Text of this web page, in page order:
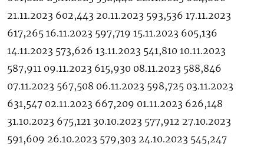
21.11.2023 602,443 20.11.2023 593,536 17.11.2023
617,265 16.11.2023 597,719 15.11.2023 605,136
14.11.2023 573,626 13.11.2023 541,810 10.11.2023
587,911 09.11.2023 615,930 08.11.2023 588,846
07.11.2023 567,508 06.11.2023 598,725 03.11.2023
631,547 02.11.2023 667,209 01.11.2023 626,148
31.10.2023 675,121 30.10.2023 577,912 27.10.2023
591,609 26.10.2023 579,303 24.10.2023 545,247